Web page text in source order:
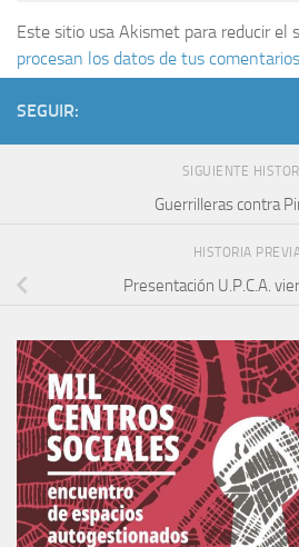
Este sitio usa Akismet para reducir el
procesan los datos de tus
SEGUIR:
SIGUIENTE
Guerrilleras contra
HISTORIA
Presentación U.P.C.A.